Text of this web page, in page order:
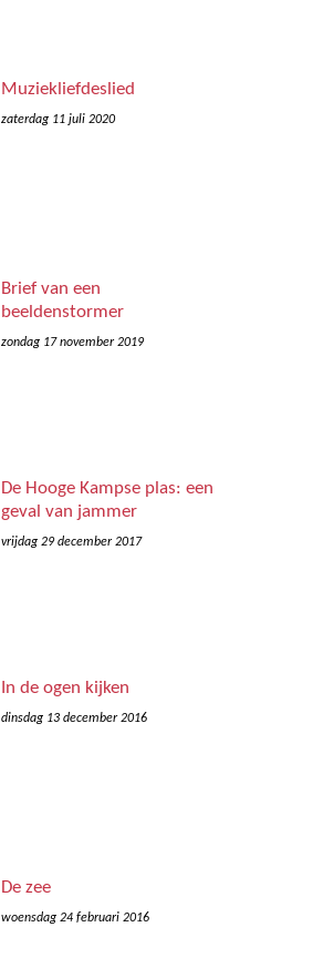
Muziekliefdeslied
zaterdag 11 juli 2020
Brief van een
beeldenstormer
zondag 17 november 2019
De Hooge Kampse plas: een
geval van jammer
vrijdag 29 december 2017
In de ogen kijken
dinsdag 13 december 2016
De zee
woensdag 24 februari 2016